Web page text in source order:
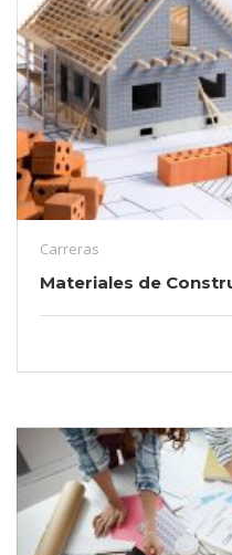
Carreras
Materiales de